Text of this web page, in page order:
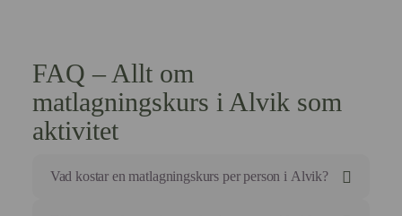
FAQ – Allt om
matlagningskurs i Alvik som
aktivitet
Vad kostar en matlagningskurs per person i Alvik?